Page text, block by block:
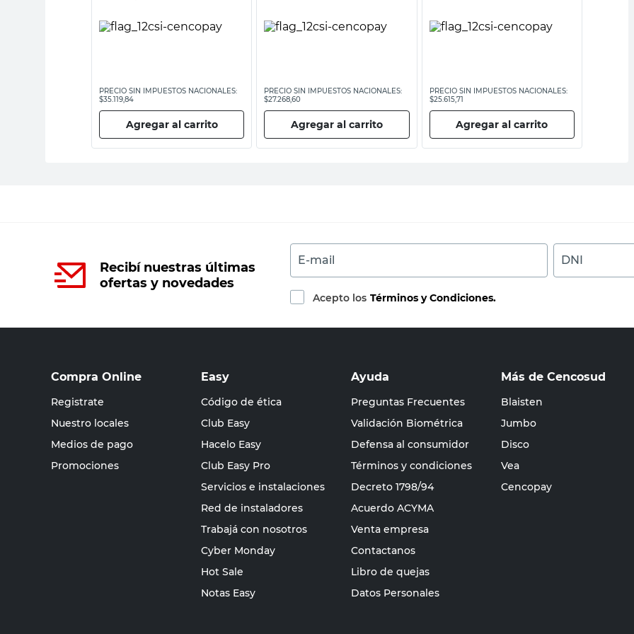
PRECIO SIN IMPUESTOS NACIONALES:
$35.119,84
Agregar al carrito
PRECIO SIN IMPUESTOS NACIONALES:
$27.268,60
Agregar al carrito
PRECIO SIN IMPUESTOS NACIONALES:
$25.615,71
Agregar al carrito
Recibí nuestras últimas
ofertas y novedades
E-mail DNI
Acepto los Términos y Condiciones.
Compra Online
Registrate
Nuestro locales
Medios de pago
Promociones
Easy
Código de ética
Club Easy
Hacelo Easy
Club Easy Pro
Servicios e instalaciones
Red de instaladores
Trabajá con nosotros
Cyber Monday
Hot Sale
Notas Easy
Ayuda
Preguntas Frecuentes
Validación Biométrica
Defensa al consumidor
Términos y condiciones
Decreto 1798/94
Acuerdo ACYMA
Venta empresa
Contactanos
Libro de quejas
Datos Personales
Más de Cencosud
Blaisten
Jumbo
Disco
Vea
Cencopay